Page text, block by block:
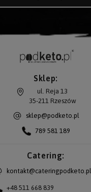
Sklep:
ul. Reja 13
35-211 Rzeszów
sklep@podketo.pl
789 581 189
Catering:
kontakt@cateringpodketo.pl
+48 511 668 839